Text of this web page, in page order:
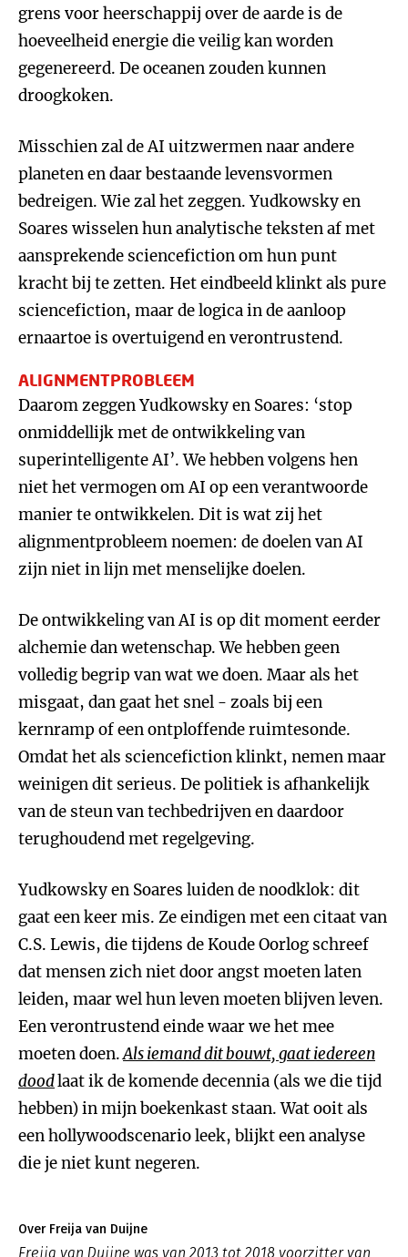
grens voor heerschappij over de aarde is de
hoeveelheid energie die veilig kan worden
gegenereerd. De oceanen zouden kunnen
droogkoken.
Misschien zal de AI uitzwermen naar andere
planeten en daar bestaande levensvormen
bedreigen. Wie zal het zeggen. Yudkowsky en
Soares wisselen hun analytische teksten af met
aansprekende sciencefiction om hun punt
kracht bij te zetten. Het eindbeeld klinkt als pure
sciencefiction, maar de logica in de aanloop
ernaartoe is overtuigend en verontrustend.
ALIGNMENTPROBLEEM
Daarom zeggen Yudkowsky en Soares: ‘stop
onmiddellijk met de ontwikkeling van
superintelligente AI’. We hebben volgens hen
niet het vermogen om AI op een verantwoorde
manier te ontwikkelen. Dit is wat zij het
alignmentprobleem noemen: de doelen van AI
zijn niet in lijn met menselijke doelen.
De ontwikkeling van AI is op dit moment eerder
alchemie dan wetenschap. We hebben geen
volledig begrip van wat we doen. Maar als het
misgaat, dan gaat het snel - zoals bij een
kernramp of een ontploffende ruimtesonde.
Omdat het als sciencefiction klinkt, nemen maar
weinigen dit serieus. De politiek is afhankelijk
van de steun van techbedrijven en daardoor
terughoudend met regelgeving.
Yudkowsky en Soares luiden de noodklok: dit
gaat een keer mis. Ze eindigen met een citaat van
C.S. Lewis, die tijdens de Koude Oorlog schreef
dat mensen zich niet door angst moeten laten
leiden, maar wel hun leven moeten blijven leven.
Een verontrustend einde waar we het mee
moeten doen.Als iemand dit bouwt, gaat iedereen
doodlaat ik de komende decennia (als we die tijd
hebben) in mijn boekenkast staan. Wat ooit als
een hollywoodscenario leek, blijkt een analyse
die je niet kunt negeren.
Over Freija van Duijne
Freija van Duijne was van 2013 tot 2018 voorzitter van